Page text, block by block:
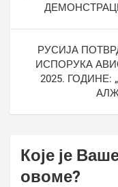
РУСИЈА
ИСПОРУКА
2025.
Које је
овоме?